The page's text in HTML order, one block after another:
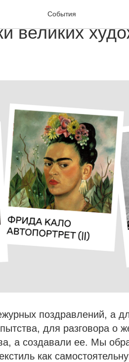
События
Хёх до
великих
поздравлений, а
для разговора о
а создавали ее. Мы
как